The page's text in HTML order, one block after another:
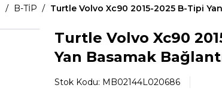
B-TİP Turtle Volvo Xc90 2015-2025 B-Tipi
Turtle Volvo Xc90
Yan Basamak
Stok Kodu: MB02144L020686